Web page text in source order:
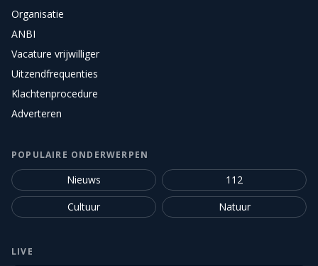
Organisatie
ANBI
Vacature vrijwilliger
Uitzendfrequenties
Klachtenprocedure
Adverteren
POPULAIRE ONDERWERPEN
Nieuws
112
Cultuur
Natuur
LIVE